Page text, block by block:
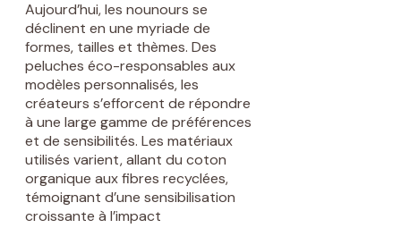
Aujourd’hui, les nounours se
déclinent en une myriade de
formes, tailles et thèmes. Des
peluches éco-responsables aux
modèles personnalisés, les
créateurs s’efforcent de répondre
à une large gamme de préférences
et de sensibilités. Les matériaux
utilisés varient, allant du coton
organique aux fibres recyclées,
témoignant d’une sensibilisation
croissante à l’impact